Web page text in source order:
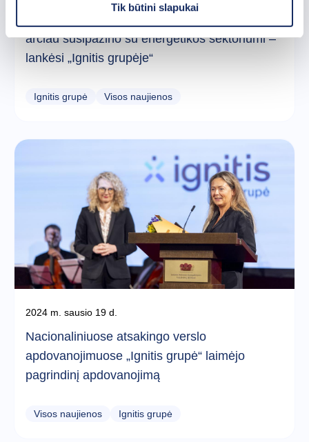
Tik būtini slapukai
arčiau susipažino su energetikos sektoriumi –
lankėsi „Ignitis grupėje“
Ignitis grupė Visos naujienos
2024 m. sausio 19 d.
Nacionaliniuose atsakingo verslo
apdovanojimuose „Ignitis grupė“ laimėjo
pagrindinį apdovanojimą
Visos naujienos Ignitis grupė